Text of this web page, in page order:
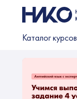
Каталог курсов